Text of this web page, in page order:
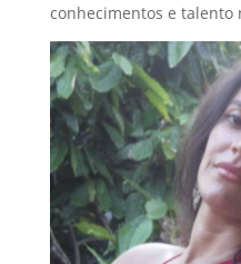
conhecimentos e talento